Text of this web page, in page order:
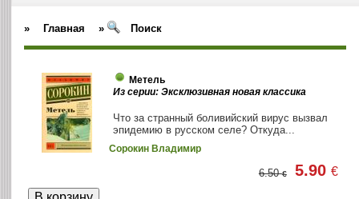
» Главная » Поиск
Метель
Из серии: Эксклюзивная новая классика
Что за странный боливийский вирус вызвал
эпидемию в русском селе? Откуда...
Сорокин Владимир
6.50€ 5.90€